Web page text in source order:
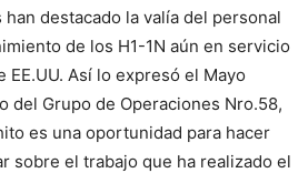
destacado la valía del personal
de los H1-1N aún en servicio
EE.UU. Así lo expresó el Mayo
del Grupo de Operaciones Nro.58,
es una oportunidad para hacer
sobre el trabajo que ha realizado el